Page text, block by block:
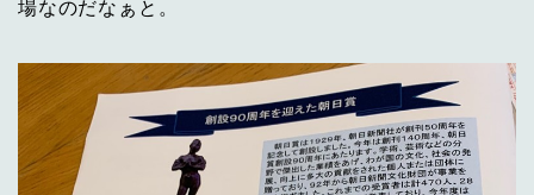
場なのだなぁと。